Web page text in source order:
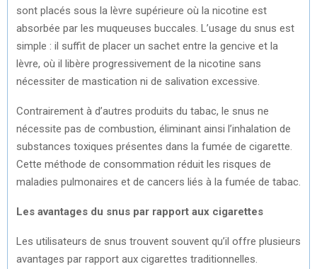
sont placés sous la lèvre supérieure où la nicotine est
absorbée par les muqueuses buccales. L’usage du snus est
simple : il suffit de placer un sachet entre la gencive et la
lèvre, où il libère progressivement de la nicotine sans
nécessiter de mastication ni de salivation excessive.
Contrairement à d’autres produits du tabac, le snus ne
nécessite pas de combustion, éliminant ainsi l’inhalation de
substances toxiques présentes dans la fumée de cigarette.
Cette méthode de consommation réduit les risques de
maladies pulmonaires et de cancers liés à la fumée de tabac.
Les avantages du snus par rapport aux cigarettes
Les utilisateurs de snus trouvent souvent qu’il offre plusieurs
avantages par rapport aux cigarettes traditionnelles.